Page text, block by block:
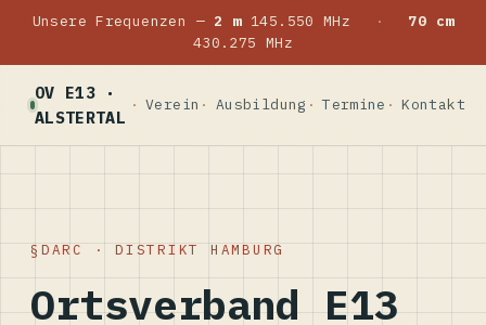
Unsere Frequenzen — 2 m145.550 MHz ·
70 cm
430.275 MHz
OV E13 ·
ALSTERTAL
Verein Ausbildung Termine Kontakt
DARC · DISTRIKT HAMBURG
Ortsverband E13